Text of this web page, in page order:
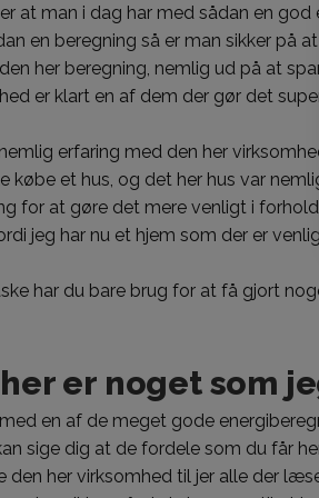
at man i dag har med sådan en
en beregning så er man sikker på
her beregning, nemlig ud på at
er klart en af dem der gør det
erfaring med den her
købe et hus, og det her hus var
for at gøre det mere venligt i
jeg har nu et hjem som der er
har du bare brug for at få gjort
er noget som
en af de meget gode
sige dig at de fordele som du får
den her virksomhed til jer alle der